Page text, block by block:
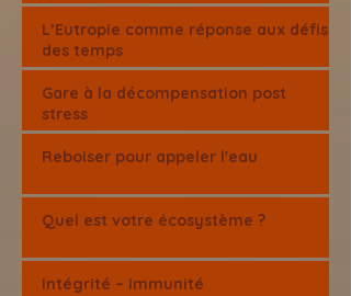
L’Eutropie comme réponse aux défis
des temps
Gare à la décompensation post
stress
Reboiser pour appeler l'eau
Quel est votre écosystème ?
Intégrité – Immunité